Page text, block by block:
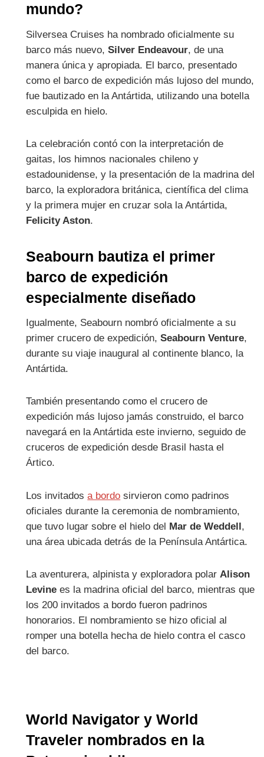
mundo?
Silversea Cruises ha nombrado oficialmente su
barco más nuevo, Silver Endeavour, de una
manera única y apropiada. El barco, presentado
como el barco de expedición más lujoso del mundo,
fue bautizado en la Antártida, utilizando una botella
esculpida en hielo.
La celebración contó con la interpretación de
gaitas, los himnos nacionales chileno y
estadounidense, y la presentación de la madrina del
barco, la exploradora británica, científica del clima
y la primera mujer en cruzar sola la Antártida,
Felicity Aston.
Seabourn bautiza el primer
barco de expedición
especialmente diseñado
Igualmente, Seabourn nombró oficialmente a su
primer crucero de expedición,Seabourn Venture,
durante su viaje inaugural al continente blanco, la
Antártida.
También presentando como el crucero de
expedición más lujoso jamás construido, el barco
navegará en la Antártida este invierno, seguido de
cruceros de expedición desde Brasil hasta el
Ártico.
Los invitadosa bordo sirvieron como padrinos
oficiales durante la ceremonia de nombramiento,
que tuvo lugar sobre el hielo del Mar de Weddell,
una área ubicada detrás de la Península Antártica.
La aventurera, alpinista y exploradora polarAlison
Levine es la madrina oficial del barco, mientras que
los 200 invitados a bordo fueron padrinos
honorarios. El nombramiento se hizo oficial al
romper una botella hecha de hielo contra el casco
del barco.
World Navigator y World
Traveler nombrados en la